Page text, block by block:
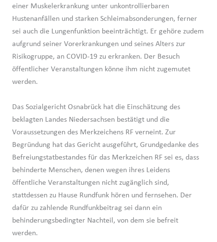
einer Muskelerkrankung unter unkontrollierbaren
Hustenanfällen und starken Schleimabsonderungen, ferner
sei auch die Lungenfunktion beeinträchtigt. Er gehöre zudem
aufgrund seiner Vorerkrankungen und seines Alters zur
Risikogruppe, an COVID-19 zu erkranken. Der Besuch
öffentlicher Veranstaltungen könne ihm nicht zugemutet
werden.
Das Sozialgericht Osnabrück hat die Einschätzung des
beklagten Landes Niedersachsen bestätigt und die
Voraussetzungen des Merkzeichens RF verneint. Zur
Begründung hat das Gericht ausgeführt, Grundgedanke des
Befreiungstatbestandes für das Merkzeichen RF sei es, dass
behinderte Menschen, denen wegen ihres Leidens
öffentliche Veranstaltungen nicht zugänglich sind,
stattdessen zu Hause Rundfunk hören und fernsehen. Der
dafür zu zahlende Rundfunkbeitrag sei dann ein
behinderungsbedingter Nachteil, von dem sie befreit
werden.